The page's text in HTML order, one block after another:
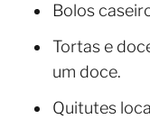
Bolos
Tortas e
um doce.
Quitutes